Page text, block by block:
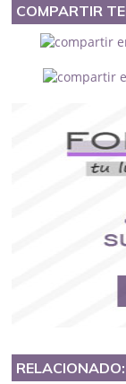
COMPARTIR
RELACIONADO: